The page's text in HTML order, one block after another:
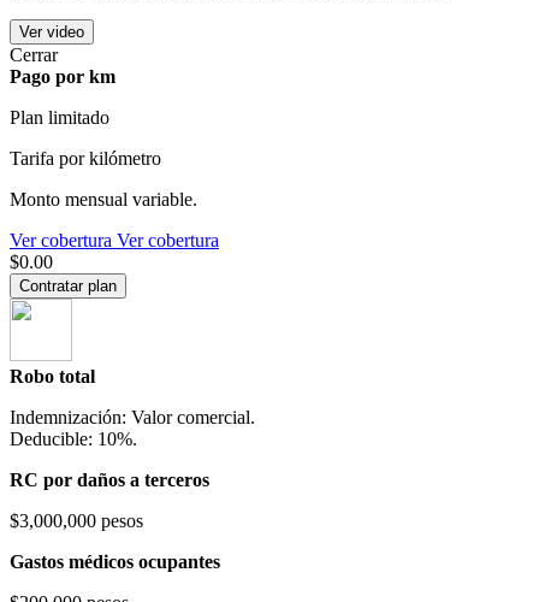
Ver video
Cerrar
Pago por km
Plan limitado
Tarifa por kilómetro
Monto mensual variable.
Ver cobertura Ver cobertura
$0.00
Contratar plan
Robo total
Indemnización: Valor comercial.
Deducible: 10%.
RC por daños a terceros
$3,000,000 pesos
Gastos médicos ocupantes